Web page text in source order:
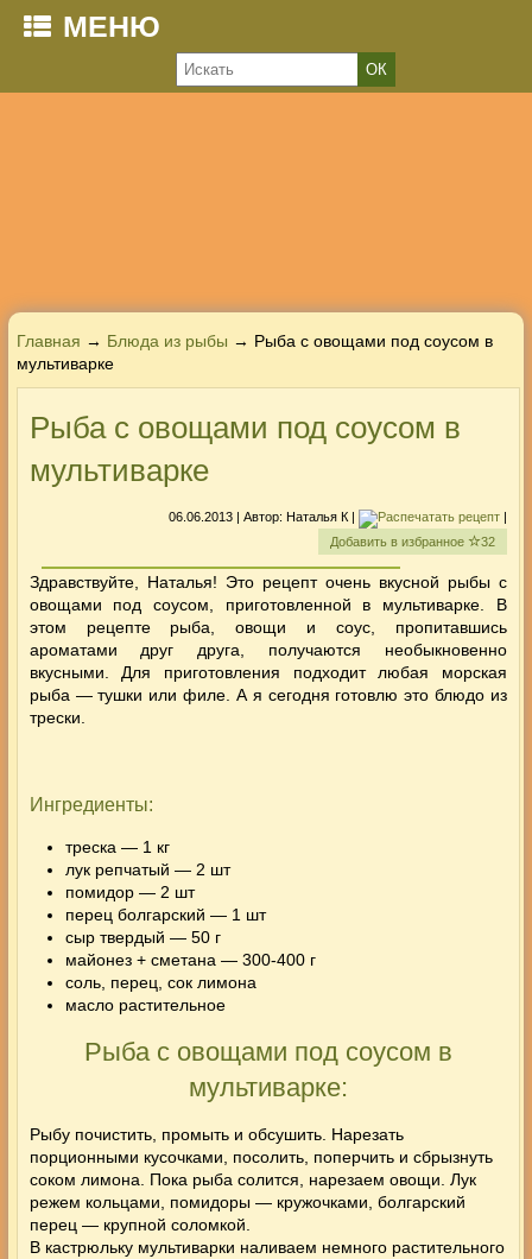
МЕНЮ
Главная → Блюда из рыбы → Рыба с овощами под соусом в
мультиварке
Рыба с овощами под соусом в
мультиварке
06.06.2013 | Автор: Наталья К|
|
Добавить в избранное
32
Здравствуйте, Наталья! Это рецепт очень вкусной рыбы с
овощами под соусом , приготовленной в мультиварке . В
этом рецепте рыба, овощи и соус, пропитавшись
ароматами друг друга, получаются необыкновенно
вкусными. Для приготовления подходит любая морская
рыба — тушки или филе. А я сегодня готовлю это блюдо из
трески.
Ингредиенты:
треска — 1 кг
лук репчатый — 2 шт
помидор — 2 шт
перец болгарский — 1 шт
сыр твердый — 50 г
майонез + сметана — 300-400 г
соль, перец, сок лимона
масло растительное
Рыба с овощами под соусом в
мультиварке:
Рыбу почистить, промыть и обсушить. Нарезать
порционными кусочками, посолить, поперчить и сбрызнуть
соком лимона. Пока рыба солится, нарезаем овощи. Лук
режем кольцами, помидоры — кружочками, болгарский
перец — крупной соломкой.
В кастрюльку мультиварки наливаем немного растительного